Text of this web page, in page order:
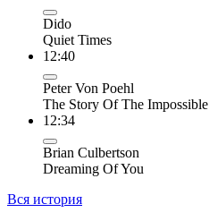
Dido
Quiet Times
12:40
Peter Von Poehl
The Story Of The Impossible
12:34
Brian Culbertson
Dreaming Of You
Вся история